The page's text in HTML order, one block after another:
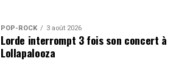
POP-ROCK 3 août 2026
Lorde interrompt 3 fois son concert à
Lollapalooza